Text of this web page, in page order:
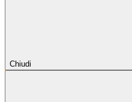
Chiudi